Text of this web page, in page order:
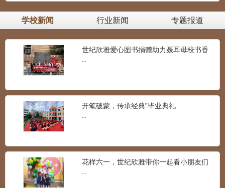
学校新闻 行业新闻 专题报道
世纪欣雅爱心图书捐赠助力聂耳母校书香
满校园
...
开笔破蒙，传承经典”毕业典礼
...
花样六一，世纪欣雅带你一起看小朋友们
的精彩儿童节！
...
儿童之家助你一起来学
...